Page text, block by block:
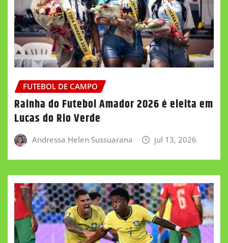
FUTEBOL DE CAMPO
Rainha do Futebol Amador 2026 é eleita em
Lucas do Rio Verde
Andressa Helen Sussuarana jul 13, 2026